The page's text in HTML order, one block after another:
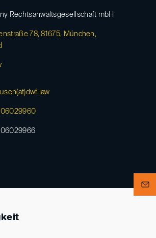
Rechtsanwaltsgesellschaft mbH
78, 81675, München,
dwf.law